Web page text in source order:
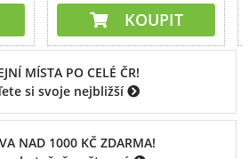
KOUPIT
MÍSTA PO CELÉ ČR!
si svoje nejbližší
NAD 1000 KČ ZDARMA!